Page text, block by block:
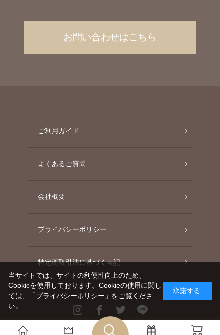
お問い合わせはこちら
ご利用ガイド
よくあるご質問
会社概要
プライバシーポリシー
特定商取引法に基づく表記
InstagramFacebookTwitter
当サイトでは、サイトの利便性向上のため、
Cookieを使用しております。Cookieの使用に関し
ては、
「プライバシーポリシー」 をご覧くださ
い。
承諾する